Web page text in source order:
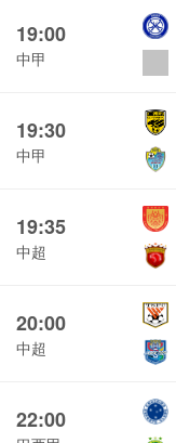
19:00
中甲
19:30
中甲
19:35
中超
20:00
中超
22:00